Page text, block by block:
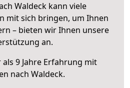
Waldeck kann viele
mit sich bringen, um Ihnen
– bieten wir Ihnen unsere
an.
9 Jahre Erfahrung mit
nach Waldeck.